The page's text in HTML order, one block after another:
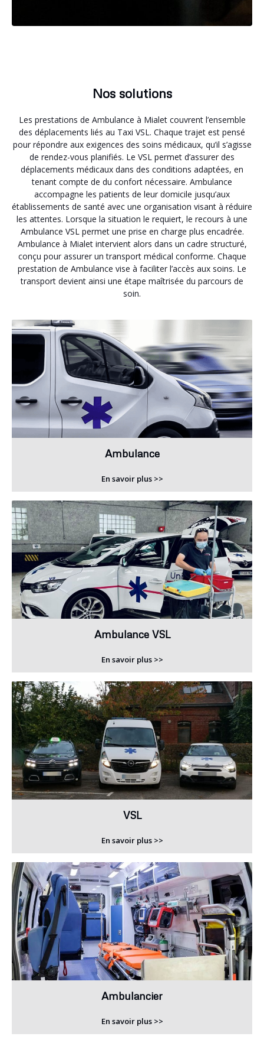
Nos solutions
Les prestations de Ambulance à Mialet couvrent l’ensemble
des déplacements liés au Taxi VSL. Chaque trajet est pensé
pour répondre aux exigences des soins médicaux, qu’il s’agisse
de rendez-vous planifiés. Le VSL permet d’assurer des
déplacements médicaux dans des conditions adaptées, en
tenant compte de du confort nécessaire. Ambulance
accompagne les patients de leur domicile jusqu’aux
établissements de santé avec une organisation visant à réduire
les attentes. Lorsque la situation le requiert, le recours à une
Ambulance VSL permet une prise en charge plus encadrée.
Ambulance à Mialet intervient alors dans un cadre structuré,
conçu pour assurer un transport médical conforme. Chaque
prestation de Ambulance vise à faciliter l’accès aux soins. Le
transport devient ainsi une étape maîtrisée du parcours de
soin.
Ambulance
En savoir plus >>
Ambulance VSL
En savoir plus >>
VSL
En savoir plus >>
Ambulancier
En savoir plus >>